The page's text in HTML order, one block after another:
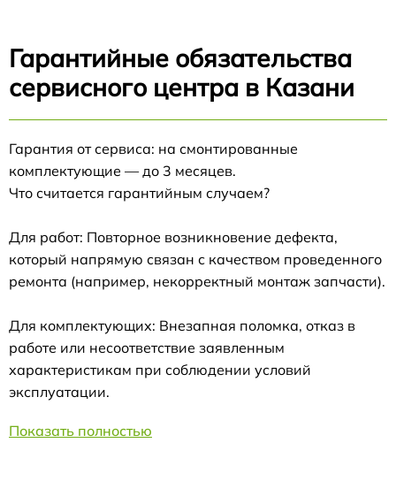
Гарантийные обязательства
сервисного центра в Казани
Гарантия от сервиса: на смонтированные
комплектующие — до 3 месяцев.
Что считается гарантийным случаем?
Для работ: Повторное возникновение дефекта,
который напрямую связан с качеством проведенного
ремонта (например, некорректный монтаж запчасти).
Для комплектующих: Внезапная поломка, отказ в
работе или несоответствие заявленным
характеристикам при соблюдении условий
эксплуатации.
Показать полностью